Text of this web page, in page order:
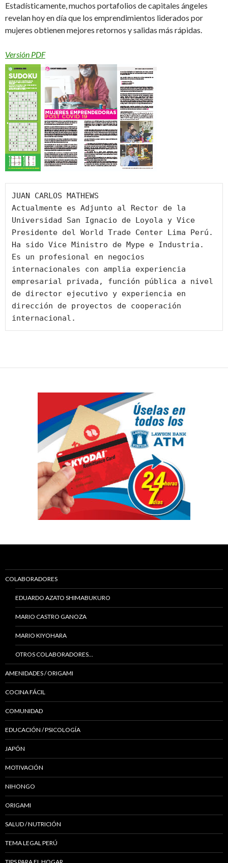
Estadísticamente, muchos portafolios de capitales ángeles
revelan hoy en día que los emprendimientos liderados por
mujeres obtienen mejores retornos y salidas más rápidas.
Versión PDF
JUAN CARLOS MATHEWS
Actualmente es Adjunto al Rector de la
Universidad San Ignacio de Loyola y Vice
Presidente del World Trade Center Lima Perú.
Ha sido Vice Ministro de Mype e Industria.
Es un profesional en negocios
internacionales con amplia experiencia
empresarial privada, función pública a nivel
de director ejecutivo y experiencia en
dirección de proyectos de cooperación
internacional.
COLABORADORES
EDUARDO AZATO SHIMABUKURO
MARIO CASTRO GANOZA
MARIO KIYOHARA
OTROS COLABORADORES…
AMENIDADES / ORIGAMI
COCINA FÁCIL
COMUNIDAD
EDUCACIÓN / PSICOLOGÍA
JAPÓN
MOTIVACIÓN
NIHONGO
ORIGAMI
SALUD / NUTRICIÓN
TEMA LEGAL PERÚ